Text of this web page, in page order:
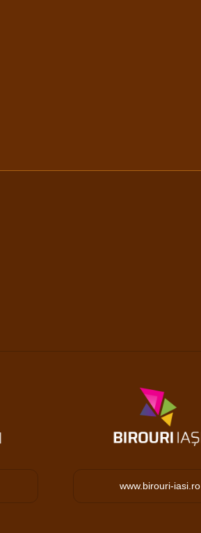
www.birouri-iasi.ro